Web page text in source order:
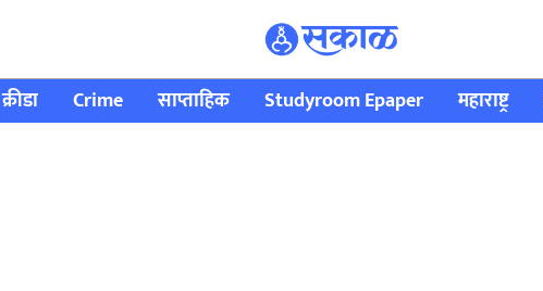
क्रीडा Crime साप्ताहिक Studyroom Epaper महाराष्ट्र